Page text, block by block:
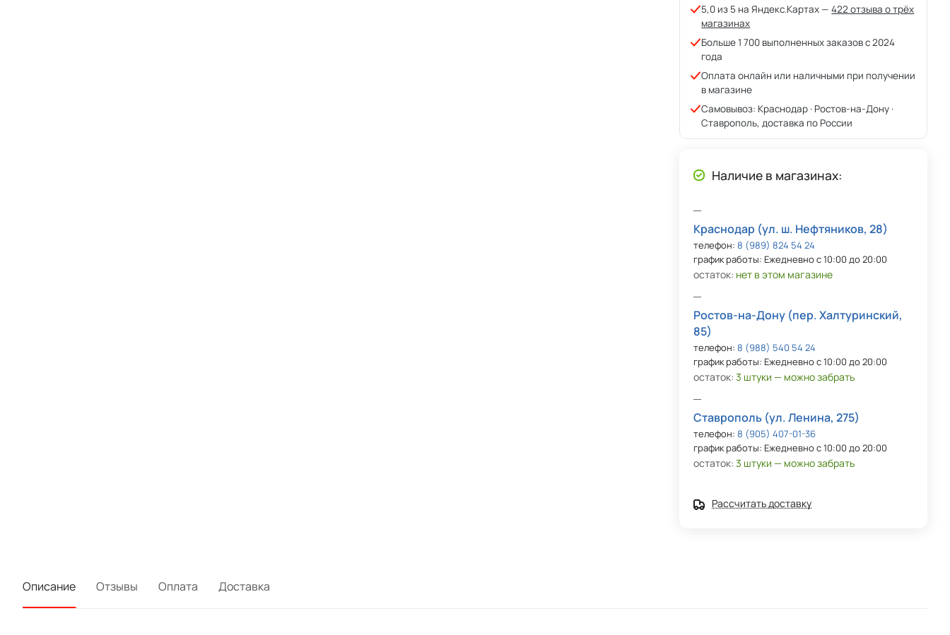
5,0 из 5 на Яндекс.Картах —422 отзыва о трёх
магазинах
Больше 1 700 выполненных заказов с 2024
года
Оплата онлайн или наличными при получении
в магазине
Самовывоз: Краснодар · Ростов-на-Дону ·
Ставрополь, доставка по России
Наличие в магазинах:
Краснодар (ул. ш. Нефтяников, 28)
телефон:8 (989) 824 54 24
график работы: Ежедневно с 10:00 до 20:00
остаток: нет в этом магазине
Ростов-на-Дону (пер. Халтуринский,
85)
телефон:8 (988) 540 54 24
график работы: Ежедневно с 10:00 до 20:00
остаток:3 штуки — можно забрать
Ставрополь (ул. Ленина, 275)
телефон:8 (905) 407-01-36
график работы: Ежедневно с 10:00 до 20:00
остаток:3 штуки — можно забрать
Рассчитать доставку
Описание Отзывы Оплата Доставка